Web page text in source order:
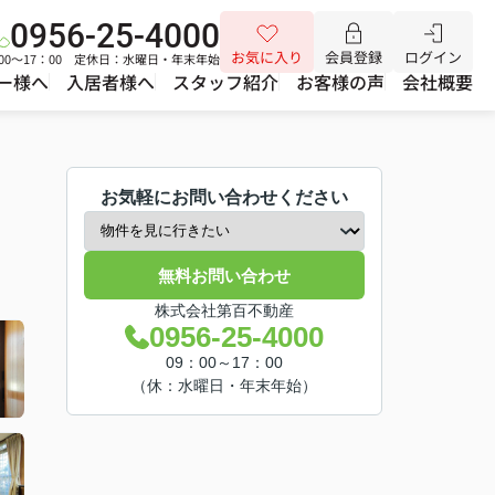
0956-25-4000
～17：00 定休日：水曜日・年末年始 お気に入り 会員登録 ログイン
様へ 入居者様へ スタッフ紹介 お客様の声 会社概要
お気軽にお問い合わせください
無料お問い合わせ
株式会社第百不動産
0956-25-4000
09：00～17：00
（休：水曜日・年末年始）